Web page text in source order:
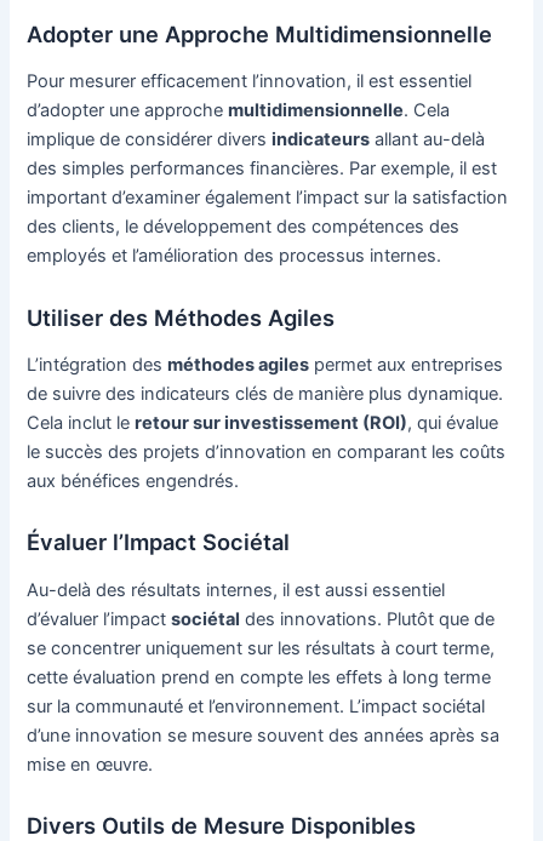
Adopter une Approche Multidimensionnelle
Pour mesurer efficacement l’innovation, il est essentiel
d’adopter une approchemultidimensionnelle. Cela
implique de considérer diversindicateurs allant au-delà
des simples performances financières. Par exemple, il est
important d’examiner également l’impact sur la satisfaction
des clients, le développement des compétences des
employés et l’amélioration des processus internes.
Utiliser des Méthodes Agiles
L’intégration desméthodes agiles permet aux entreprises
de suivre des indicateurs clés de manière plus dynamique.
Cela inclut leretour sur investissement (ROI), qui évalue
le succès des projets d’innovation en comparant les coûts
aux bénéfices engendrés.
Évaluer l’Impact Sociétal
Au-delà des résultats internes, il est aussi essentiel
d’évaluer l’impactsociétal des innovations. Plutôt que de
se concentrer uniquement sur les résultats à court terme,
cette évaluation prend en compte les effets à long terme
sur la communauté et l’environnement. L’impact sociétal
d’une innovation se mesure souvent des années après sa
mise en œuvre.
Divers Outils de Mesure Disponibles